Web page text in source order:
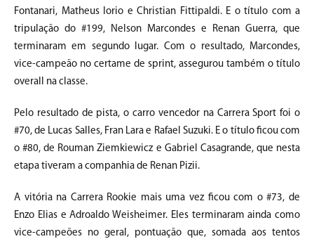
Fontanari, Matheus Iorio e Christian Fittipaldi. E o título com a
tripulação do #199, Nelson Marcondes e Renan Guerra, que
terminaram em segundo lugar. Com o resultado, Marcondes,
vice-campeão no certame de sprint, assegurou também o título
overall na classe.
Pelo resultado de pista, o carro vencedor na Carrera Sport foi o
#70, de Lucas Salles, Fran Lara e Rafael Suzuki. E o título ficou com
o #80, de Rouman Ziemkiewicz e Gabriel Casagrande, que nesta
etapa tiveram a companhia de Renan Pizii.
A vitória na Carrera Rookie mais uma vez ficou com o #73, de
Enzo Elias e Adroaldo Weisheimer. Eles terminaram ainda como
vice-campeões no geral, pontuação que, somada aos tentos